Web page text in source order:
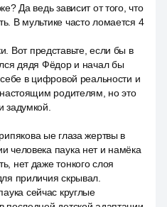
Да ведь зависит от того, что
В мультике часто ломается 4
Вот представьте, если бы в
дядя Фёдор и начал бы
в цифровой реальности и
родителям, но это
задумкой.
ые глаза жертвы в
человека паука нет и намёка
нет даже тонкого слоя
приличия скрывал.
сейчас круглые